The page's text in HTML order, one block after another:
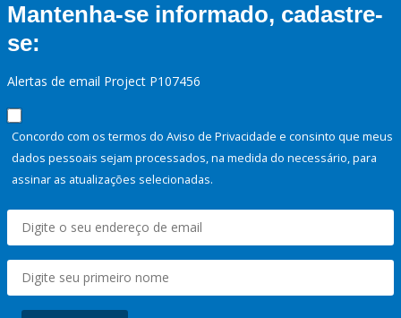
Mantenha-se informado, cadastre-
se:
Alertas de email Project P107456
Concordo com os termos do Aviso de Privacidade e consinto que meus
dados pessoais sejam processados, na medida do necessário, para
assinar as atualizações selecionadas.